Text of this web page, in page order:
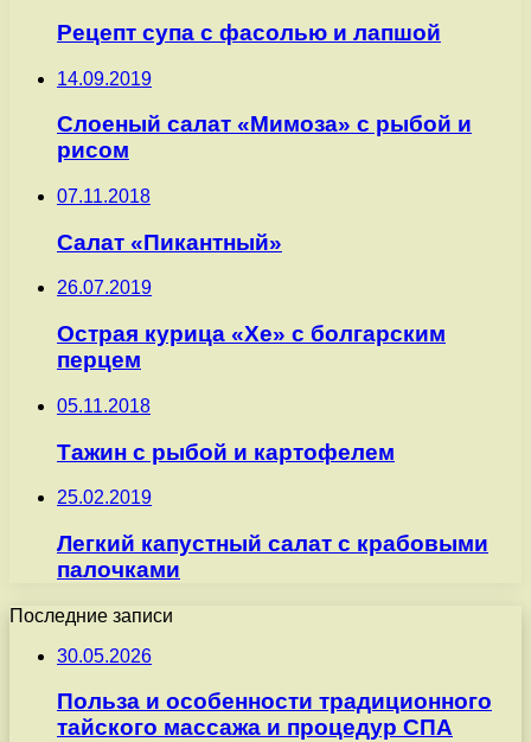
Рецепт супа с фасолью и лапшой
14.09.2019
Слоеный салат «Мимоза» с рыбой и
рисом
07.11.2018
Салат «Пикантный»
26.07.2019
Острая курица «Хе» с болгарским
перцем
05.11.2018
Тажин с рыбой и картофелем
25.02.2019
Легкий капустный салат с крабовыми
палочками
Последние записи
30.05.2026
Польза и особенности традиционного
тайского массажа и процедур СПА